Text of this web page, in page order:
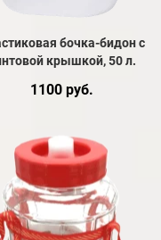
бочка-бидон с
крышкой, 50 л.
1100 руб.